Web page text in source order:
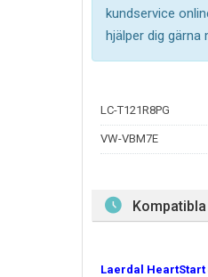
kundservice
hjälper dig gärna
LC-T121R8PG
VW-VBM7E
Laerdal HeartStart